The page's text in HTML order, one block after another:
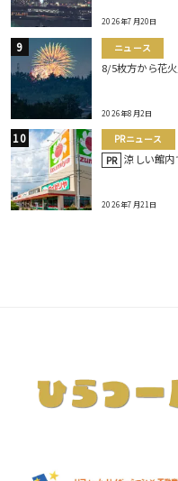
2026年7月20日
ニュース
8/5枚方から花
2026年8月2日
PRニュース
PR 涼しい館内
2026年7月21日